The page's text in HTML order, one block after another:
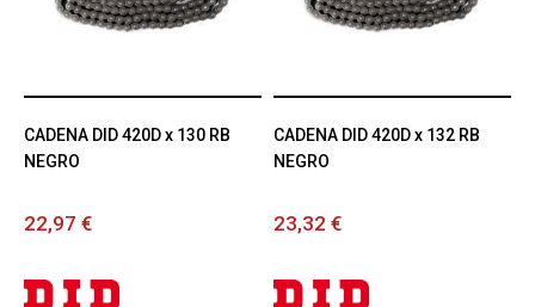
CADENA DID 420D x 130 RB
NEGRO
22,97 €
CADENA DID 420D x 132 RB
NEGRO
23,32 €